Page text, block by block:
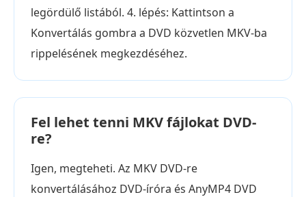
legördülő listából. 4. lépés: Kattintson a
Konvertálás gombra a DVD közvetlen MKV-ba
rippelésének megkezdéséhez.
Fel lehet tenni MKV fájlokat DVD-
re?
Igen, megteheti. Az MKV DVD-re
konvertálásához DVD-íróra és AnyMP4 DVD